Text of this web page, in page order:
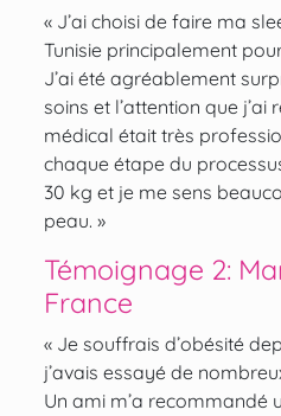
« J’ai choisi de faire ma
Tunisie principalement
J’ai été agréablement
soins et l’attention que j’ai
médical était très
chaque étape du
30 kg et je me sens
peau. »
Témoignage 2:
France
« Je souffrais d’obésité
j’avais essayé de
Un ami m’a recommandé